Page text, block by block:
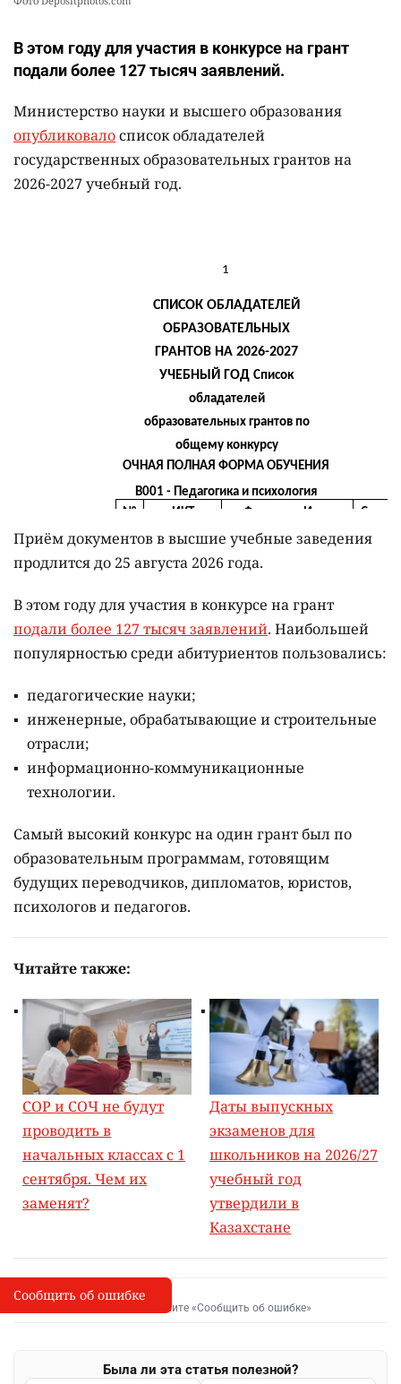
В этом году для участия в конкурсе на грант
подали более 127 тысяч заявлений.
Министерство науки и высшего образования
опубликовалосписок обладателей
государственных образовательных грантов на
2026-2027 учебный год.
Приём документов в высшие учебные заведения
продлится до 25 августа 2026 года.
В этом году для участия в конкурсе на грант
подали более 127 тысяч заявлений. Наибольшей
популярностью среди абитуриентов пользовались:
педагогические науки;
инженерные, обрабатывающие и строительные
отрасли;
информационно-коммуникационные
технологии.
Самый высокий конкурс на один грант был по
образовательным программам, готовящим
будущих переводчиков, дипломатов, юристов,
психологов и педагогов.
Читайте также:
СОР и СОЧ не будут
проводить в
начальных классах с 1
сентября. Чем их
заменят?
Даты выпускных
экзаменов для
школьников на 2026/27
учебный год
утвердили в
Казахстане
I
Сообщить об опечатке
Выделите фрагмент и нажмите «Сообщить об ошибке»
Была ли эта статья полезной?
Сообщить об ошибке